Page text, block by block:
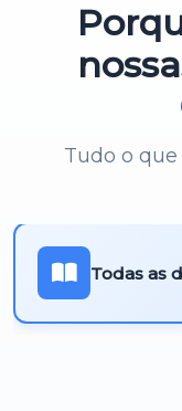
Português
Tudo o que
Todas as